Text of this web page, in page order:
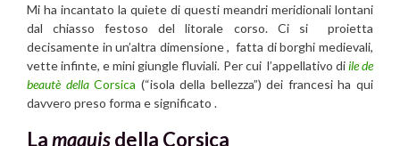
Mi ha incantato la quiete di questi meandri meridionali lontani
dal chiasso festoso del litorale corso. Ci si proietta
decisamente in un’altra dimensione , fatta di borghi medievali,
vette infinte, e mini giungle fluviali. Per cui l’appellativo diile de
beautè dellaCorsica (“isola della bellezza”) dei francesi ha qui
davvero preso forma e significato .
Lamaquisdella Corsica